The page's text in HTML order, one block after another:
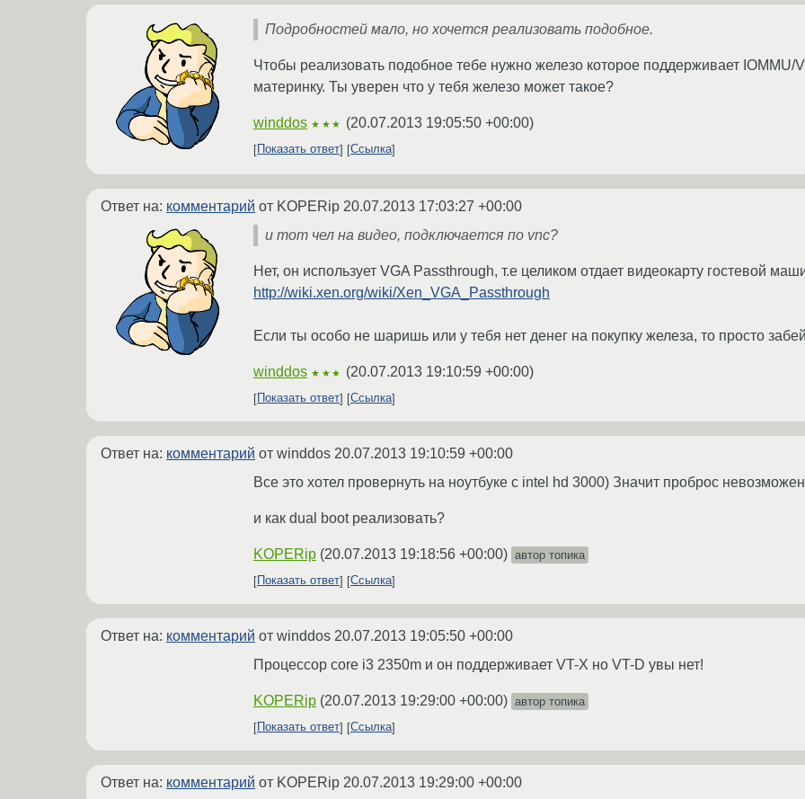
Подробностей мало, но хочется реализовать подобное.
Чтобы реализовать подобное тебе нужно железо которое поддерживает
материнку. Ты уверен что у тебя железо может такое?
winddos ★★★ (20.07.2013 19:05:50 +00:00)
Показать ответ Ссылка
Ответ на: комментарий от KOPERip 20.07.2013 17:03:27 +00:00
и тот чел на видео, подключается по vnc?
Нет, он использует VGA Passthrough, т.е целиком отдает видеокарту гостевой
http://wiki.xen.org/wiki/Xen_VGA_Passthrough
Если ты особо не шаришь или у тебя нет денег на покупку железа, то просто
winddos ★★★ (20.07.2013 19:10:59 +00:00)
Показать ответ Ссылка
Ответ на: комментарий от winddos 20.07.2013 19:10:59 +00:00
Все это хотел провернуть на ноутбуке с intel hd 3000) Значит проброс
и как dual boot реализовать?
KOPERip (20.07.2013 19:18:56 +00:00) автор топика
Показать ответ
Ссылка
Ответ на: комментарий от winddos 20.07.2013 19:05:50 +00:00
Процессор core i3 2350m и он поддерживает VT-X но VT-D увы нет!
KOPERip (20.07.2013 19:29:00 +00:00) автор топика
Показать ответ
Ссылка
Ответ на: комментарий от KOPERip 20.07.2013 19:29:00 +00:00